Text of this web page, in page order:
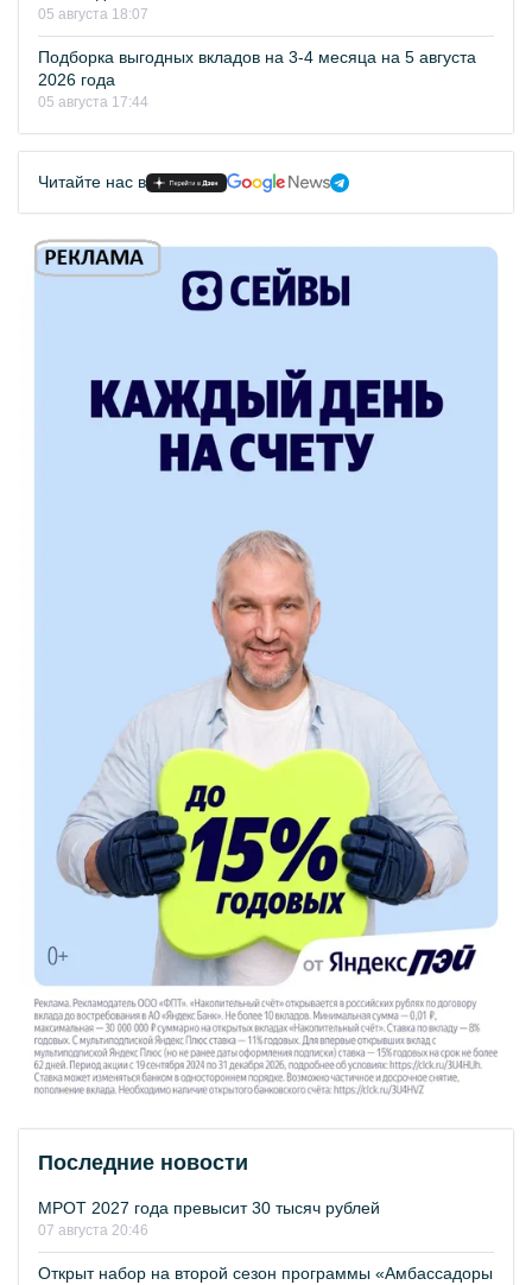
05 августа 18:07
Подборка выгодных вкладов на 3-4 месяца на 5 августа
2026 года
05 августа 17:44
Читайте нас в
Последние новости
МРОТ 2027 года превысит 30 тысяч рублей
07 августа 20:46
Открыт набор на второй сезон программы «Амбассадоры